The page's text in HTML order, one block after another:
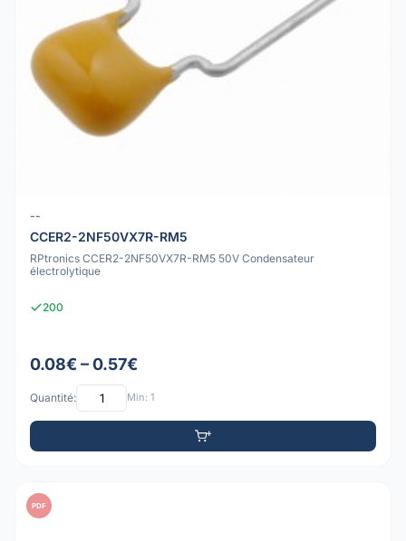
--
CCER2-2NF50VX7R-RM5
RPtronics CCER2-2NF50VX7R-RM5 50V Condensateur
électrolytique
200
0.08€ – 0.57€
Quantité: Min: 1
PDF